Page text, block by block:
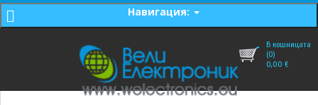
Навигация:
В кошницата
(0)
0,00 €